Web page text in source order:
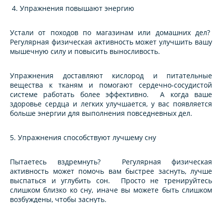
4. Упражнения повышают энергию
Устали от походов по магазинам или домашних дел?
Регулярная физическая активность может улучшить вашу
мышечную силу и повысить выносливость.
Упражнения доставляют кислород и питательные
вещества к тканям и помогают сердечно-сосудистой
системе работать более эффективно. А когда ваше
здоровье сердца и легких улучшается, у вас появляется
больше энергии для выполнения повседневных дел.
5. Упражнения способствуют лучшему сну
Пытаетесь вздремнуть? Регулярная физическая
активность может помочь вам быстрее заснуть, лучше
выспаться и углубить сон. Просто не тренируйтесь
слишком близко ко сну, иначе вы можете быть слишком
возбуждены, чтобы заснуть.